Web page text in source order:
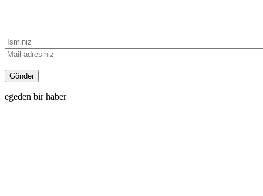
egeden bir haber